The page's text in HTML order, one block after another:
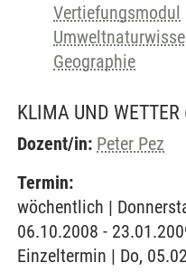
Vertiefungsmodul
Geographie
KLIMA UND WETTER
Dozent/in: Peter Pez
Termin:
wöchentlich |
06.10.2008 -
Einzeltermin | Do,